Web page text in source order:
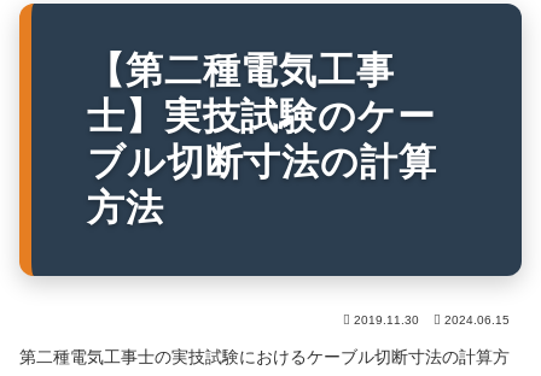
【第二種電気工事
士】実技試験のケー
ブル切断寸法の計算
方法
2019.11.30 2024.06.15
第二種電気工事士の実技試験におけるケーブル切断寸法の計算方